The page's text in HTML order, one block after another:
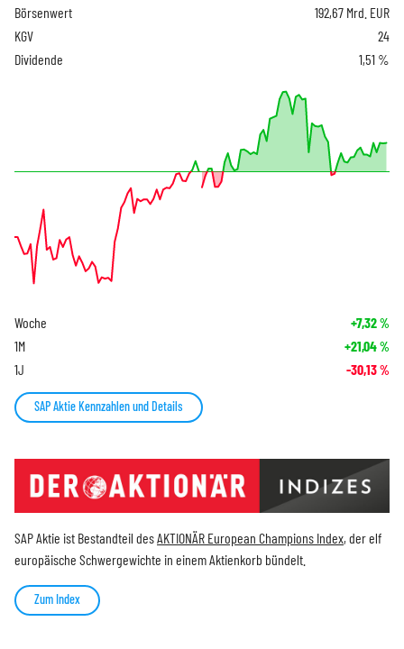
Börsenwert
192,67 Mrd. EUR
KGV
24
Dividende
1,51 %
Woche +7,32%
1M +21,04%
1J -30,13%
SAP Aktie Kennzahlen und Details
SAP Aktie ist Bestandteil desAKTIONÄR European Champions Index, der elf
europäische Schwergewichte in einem Aktienkorb bündelt.
Zum Index